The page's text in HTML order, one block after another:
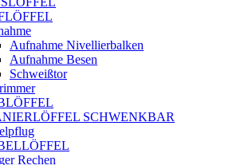
Aufnahme Nivellierbalken
Aufnahme Besen
Schweißtor
SCHWENKBAR
Rechen